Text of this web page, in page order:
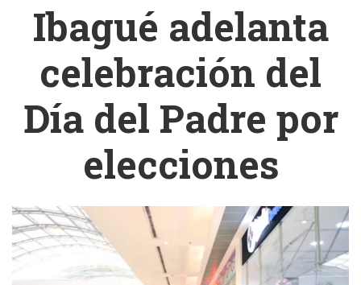
Ibagué adelanta
celebración del
Día del Padre por
elecciones